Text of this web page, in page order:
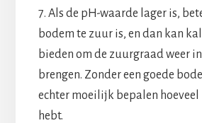
7. Als de pH-waarde lager is,
bodem te zuur is, en dan kan
bieden om de zuurgraad weer
brengen. Zonder een goede
echter moeilijk bepalen
hebt.